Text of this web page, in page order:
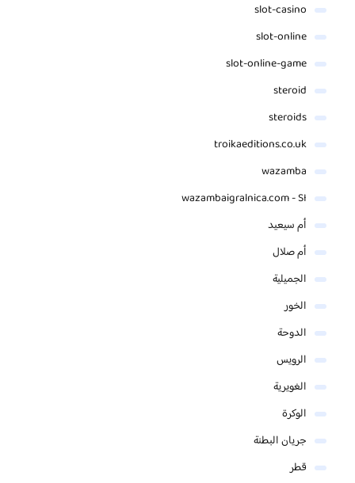
slot-casino
slot-online
slot-online-game
steroid
steroids
troikaeditions.co.uk
wazamba
wazambaigralnica.com - SI
أم سيعيد
أم صلال
الجميلية
الخور
الدوحة
الرويس
الغويرية
الوكرة
جريان البطنة
قطر